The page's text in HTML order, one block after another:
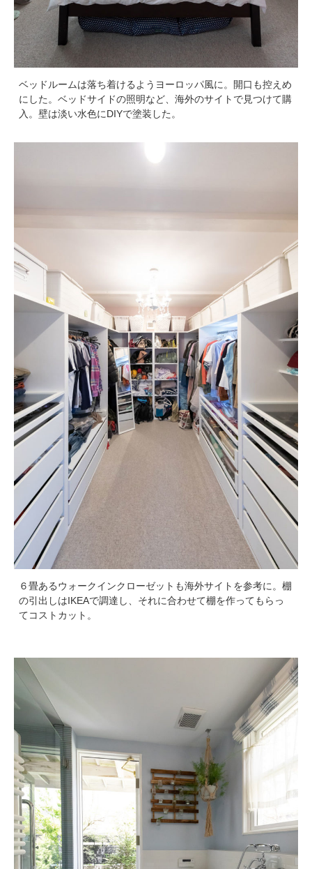
ベッドルームは落ち着けるようヨーロッパ風に。開口も控えめ
にした。ベッドサイドの照明など、海外のサイトで見つけて購
入。壁は淡い水色にDIYで塗装した。
６畳あるウォークインクローゼットも海外サイトを参考に。棚
の引出しはIKEAで調達し、それに合わせて棚を作ってもらっ
てコストカット。